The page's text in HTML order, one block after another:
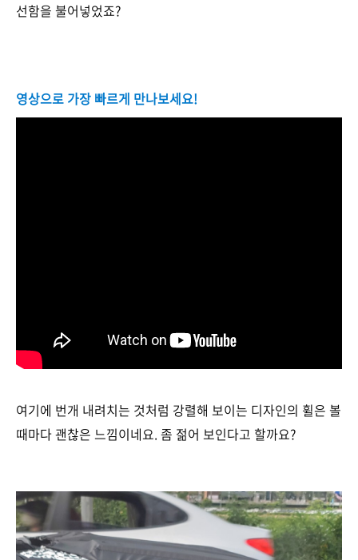
선함을 불어넣었죠?
영상으로 가장 빠르게 만나보세요!
여기에 번개 내려치는 것처럼 강렬해 보이는 디자인의 휠은 볼
때마다 괜찮은 느낌이네요. 좀 젊어 보인다고 할까요?